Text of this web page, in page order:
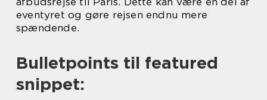
eventyret og gøre rejsen endnu mere
spændende.
Bulletpoints til featured
snippet: